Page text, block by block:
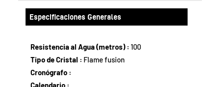
Especificaciones Generales
Resistencia al Agua (metros) :100
Tipo de Cristal : Flame fusion
Cronógrafo :